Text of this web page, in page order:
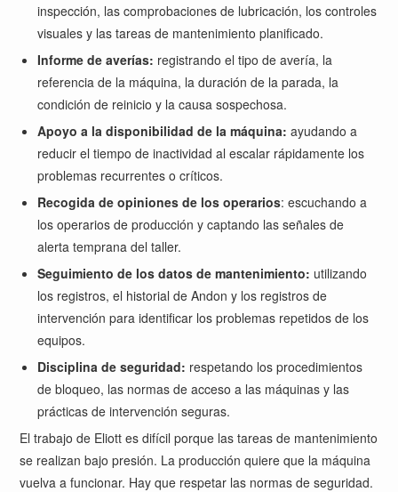
inspección, las comprobaciones de lubricación, los controles
visuales y las tareas de mantenimiento planificado.
Informe de averías: registrando el tipo de avería, la
referencia de la máquina, la duración de la parada, la
condición de reinicio y la causa sospechosa.
Apoyo a la disponibilidad de la máquina: ayudando a
reducir el tiempo de inactividad al escalar rápidamente los
problemas recurrentes o críticos.
Recogida de opiniones de los operarios: escuchando a
los operarios de producción y captando las señales de
alerta temprana del taller.
Seguimiento de los datos de mantenimiento: utilizando
los registros, el historial de Andon y los registros de
intervención para identificar los problemas repetidos de los
equipos.
Disciplina de seguridad: respetando los procedimientos
de bloqueo, las normas de acceso a las máquinas y las
prácticas de intervención seguras.
El trabajo de Eliott es difícil porque las tareas de mantenimiento
se realizan bajo presión. La producción quiere que la máquina
vuelva a funcionar. Hay que respetar las normas de seguridad.